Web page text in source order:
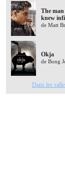
The
knew
de Matt
Okja
de Bong
Dans les